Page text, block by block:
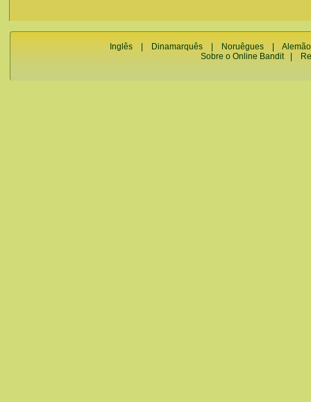
Inglês Dinamarquês Noruêgues
Alemão
Sobre o Online Bandit|